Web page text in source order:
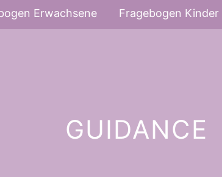
Erwachsene Fragebogen Kinder
GUIDANCE